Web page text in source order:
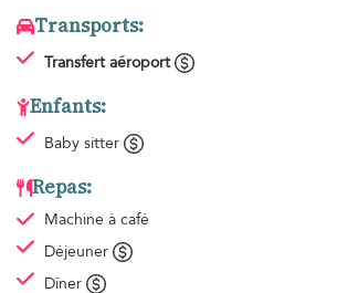
Transports:
Transfert aéroport
Enfants:
Baby sitter
Repas:
Machine à café
Déjeuner
Dîner